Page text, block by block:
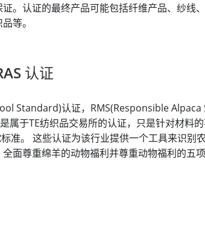
。认证的最终产品可能包括纤维产品、纱线
等。
认证
Standard)认证，RMS(Responsible
属于TE纺织品交易所的认证，只是针对材料
准。 这些认证为该行业提供一个工具来识别
面尊重绵羊的动物福利并尊重动物福利的五